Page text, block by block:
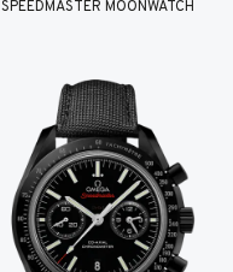
SPEEDMASTER MOONWATCH